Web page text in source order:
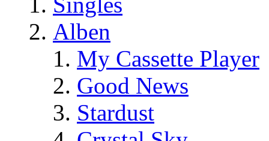
Alben
My Cassette Player
Good News
Stardust